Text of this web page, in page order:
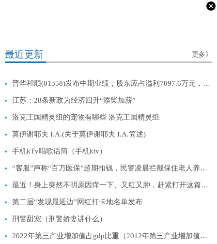
最近更新 更多》
普华和顺(01358)发布中期业绩，股东应占溢利7097.6万元，同比增长17.1%
江苏：28条新政为经济回升“添柴加薪”
洛克王国精灵组的宠物有哪些 洛克王国精灵组
莫伊谢耶夫 I.A.(关于莫伊谢耶夫 I.A.简述)
手机kTv唱歌话筒（手机ktv）
“客服”声称“百万医保”超期扣钱，民警凌晨拦截保住老人养命钱
最近！身上突然不明原因痒一下、又红又肿，赶紧打开这篇！（不是蚊子）
第二届“发现最延边”网红打卡地名单发布
刑警甜宠（刑警娇妻讲什么）
2022年第三产业增加值占gdp比重（2012年第三产业增加值占国内生产总值的比重比2013年的约少多少_）